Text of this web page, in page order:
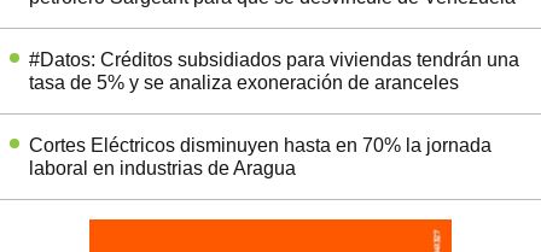
#Datos: Créditos subsidiados para viviendas tendrán una
tasa de 5% y se analiza exoneración de aranceles
Cortes Eléctricos disminuyen hasta en 70% la jornada
laboral en industrias de Aragua